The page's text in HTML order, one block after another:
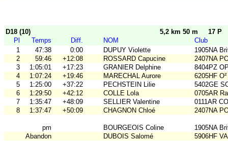
D18 (10) 5,2 km 50 m
17 P
Pl
Temps Diff. NOM
Club
1
47:38 0:00 DUPUY Violette
1905NA
2
59:46 +12:08 ROSSARD Capucine
2407NA
3
1:05:01 +17:23 GRANIER Delphine
8404PZ
4
1:07:24 +19:46 MARECHAL Aurore
6205HF O²
5
1:25:00 +37:22 PECHSTEIN Lilie
5402GE
6
1:29:50 +42:12 COLLE Lola
0705AR
7
1:35:47 +48:09 SELLIER Valentine
0111AR
8
1:37:47 +50:09 CHAGNON Chloé 2407NA
pm BOURGEOIS Coline
1905NA
Abandon
DUBOIS Salomé 5906HF